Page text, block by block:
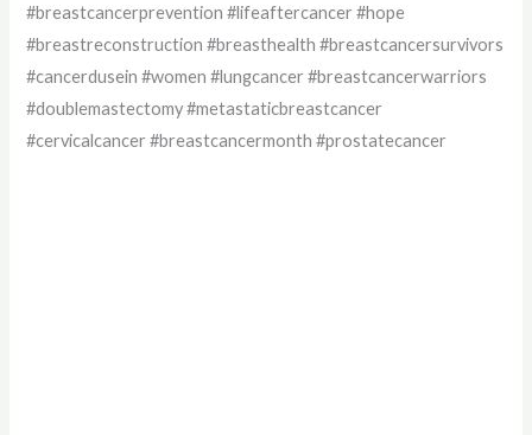
#breastcancerprevention #lifeaftercancer #hope
#breastreconstruction #breasthealth #breastcancersurvivors
#cancerdusein #women #lungcancer #breastcancerwarriors
#doublemastectomy #metastaticbreastcancer
#cervicalcancer #breastcancermonth #prostatecancer